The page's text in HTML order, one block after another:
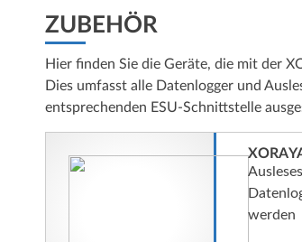
ZUBEHÖR
Hier finden Sie die Geräte, die mit der
Dies umfasst alle Datenlogger und
entsprechenden ESU-Schnittstelle
werden